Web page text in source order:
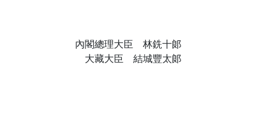
內閣總理大臣 林銑十郞
大藏大臣 結城豐太郞